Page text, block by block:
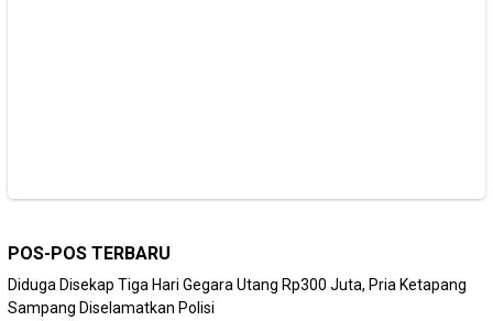
POS-POS TERBARU
Diduga Disekap Tiga Hari Gegara Utang Rp300 Juta, Pria Ketapang
Sampang Diselamatkan Polisi